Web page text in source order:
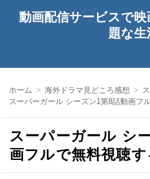
動画配信サービスで
題な生
ホーム 海外ドラマ見どころ感想
スーパーガール シーズン1第8話動画フ
スーパーガール シ
画フルで無料視聴す